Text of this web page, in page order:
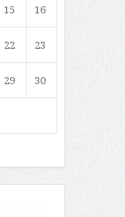
15 16
22 23
29 30